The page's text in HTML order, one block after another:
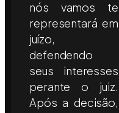
nós vamos te
representará em
juízo,
defendendo
seus interesses
perante o juiz.
Após a decisão,